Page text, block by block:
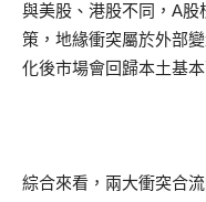
與美股、港股不同，A
策，地緣衝突屬於外部
化後市場會回歸本土基本
綜合來看，兩大衝突合